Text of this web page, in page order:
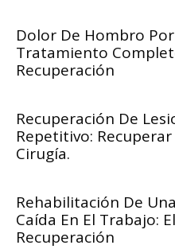
Dolor De Hombro
Tratamiento
Recuperación
Recuperación De
Repetitivo: Recuperar
Cirugía.
Rehabilitación De
Caída En El Trabajo:
Recuperación